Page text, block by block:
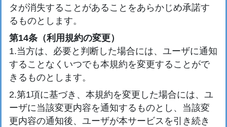
タが消失することがあることをあらかじめ承諾す
るものとします。
第14条（利用規約の変更）
1.当方は、必要と判断した場合には、ユーザに通知
することなくいつでも本規約を変更することがで
きるものとします。
2.第1項に基づき、本規約を変更した場合には、ユ
ーザに当該変更内容を通知するものとし、当該変
更内容の通知後、ユーザが本サービスを引き続き